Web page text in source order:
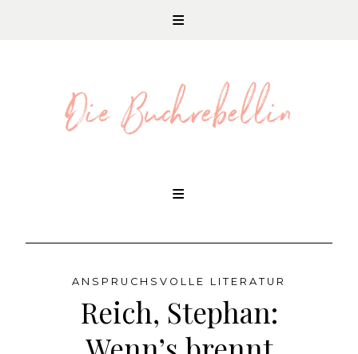
ANSPRUCHSVOLLE LITERATUR
Reich, Stephan: